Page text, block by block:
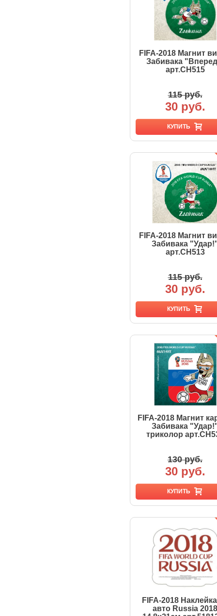
FIFA-2018 Магнит
Забивака
арт.CH515
115 руб.
30 руб.
КУПИТЬ
FIFA-2018 Магнит
Забивака
арт.CH513
115 руб.
30 руб.
КУПИТЬ
FIFA-2018 Магнит
Забивака
триколор
130 руб.
30 руб.
КУПИТЬ
FIFA-2018
авто Russia 2018